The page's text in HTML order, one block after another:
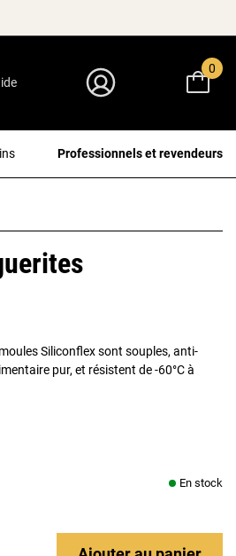
0
Professionnels et revendeurs
Siliconflex sont souples, anti-
pur, et résistent de -60°C à
En stock